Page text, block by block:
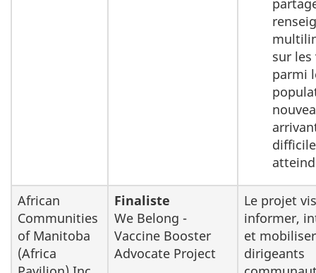
sur les
parmi
African
Communities
of Manitoba
(Africa
Finaliste
We Belong -
Vaccine Booster
Advocate Project
Le projet
informer,
et
dirigeants